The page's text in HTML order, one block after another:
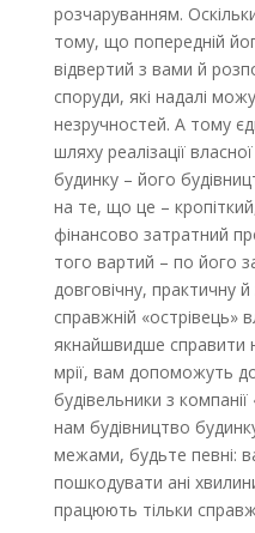
розчаруванням.
тому, що попередній
відвертий з вами й
споруди, які надалі
незручностей. А тому
шляху реалізації
будинку – його
на те, що це –
фінансово затратний
того вартий – по його
довговічну, практичну
справжній «острівець»
якнайшвидше справити
мрії, вам допоможуть
будівельники з
нам будівництво
межами, будьте певні:
пошкодувати ані
працюють тільки